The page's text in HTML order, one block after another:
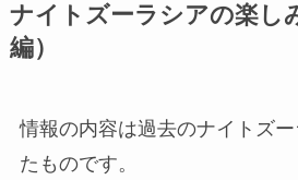
ナイトズーラシアの楽し
編）
情報の内容は過去のナイトズ
たものです。